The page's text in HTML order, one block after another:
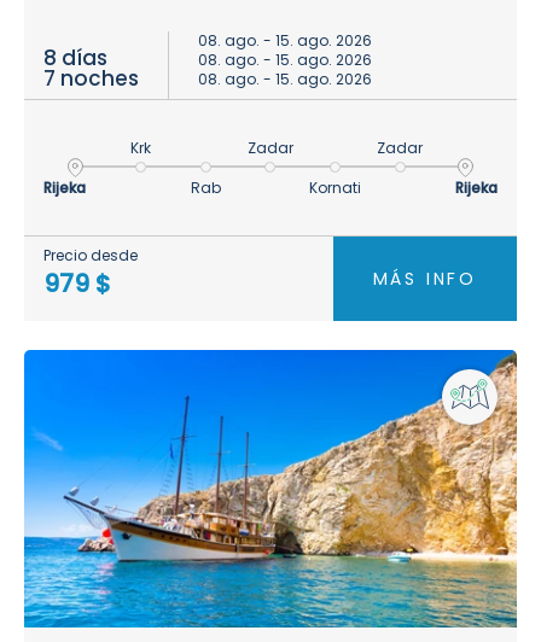
8 días
7 noches
08. ago. - 15. ago. 2026
08. ago. - 15. ago. 2026
08. ago. - 15. ago. 2026
Rijeka
Krk
Rab
Zadar
Kornati
Zadar
Rijeka
Precio desde
979 $ MÁS INFO